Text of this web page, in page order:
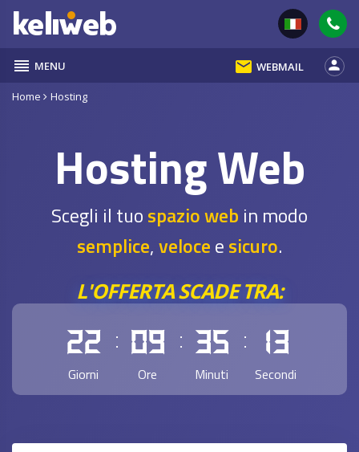
reorder MENU email WEBMAIL person
Home Hosting
Hosting Web
Scegli il tuospazio web in modo
semplice,veloceesicuro.
L'OFFERTA SCADE TRA:
22
Giorni
09
Ore
35
Minuti
12
Secondi